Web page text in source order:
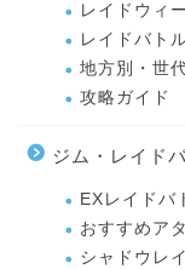
レイドウィ
レイドバト
地方別・世
攻略ガイド
ジム・レイド
EXレイドバ
おすすめア
シャドウレ